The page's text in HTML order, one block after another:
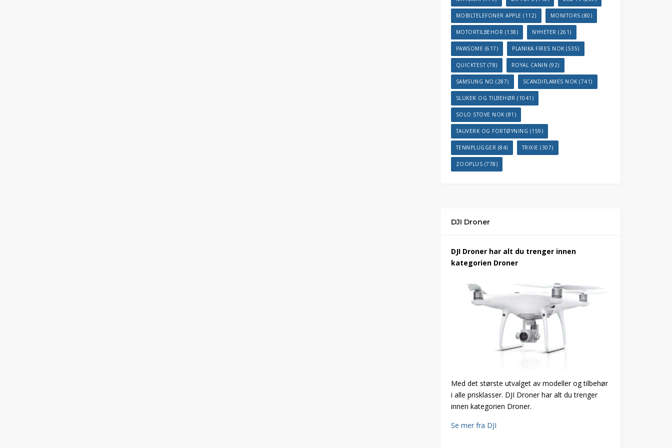
MOBILTELEFONER APPLE (112) MONITORS (80)
MOTORTILBEHOR (138) NYHETER (261)
PAWSOME (617) PLANIKA FIRES NOK (535)
QUICKTEST(78) ROYAL CANIN (92)
SAMSUNG NO (287) SCANDIFLAMES NOK (741)
SLUKER OG TILBEHØR (1041)
SOLO STOVE NOK (81)
TAUVERK OG FORTØYNING (159)
TENNPLUGGER (84) TRIXIE (307)
ZOOPLUS (778)
DJI Droner
DJI Droner har alt du trenger innen
kategorien Droner
Med det største utvalget av modeller og tilbehør
i alle prisklasser. DJI Droner har alt du trenger
innen kategorien Droner.
Se mer fra DJI